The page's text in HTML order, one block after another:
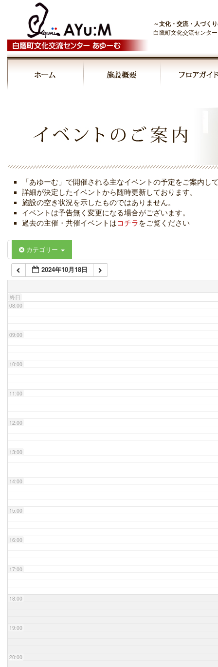
～文化・交流・人づく
白鷹町文化交流センタ
「あゆーむ」で開催される主なイベントの予定をご案内し
詳細が決定したイベントから随時更新しております。
施設の空き状況を示したものではありません。
イベントは予告無く変更になる場合がございます。
過去の主催・共催イベントはコチラ をご覧ください
カテゴリー
2024年10月18日
終日
04:00
06:00
07:00
08:00
09:00
10:00
11:00
12:00
13:00
14:00
15:00
16:00
17:00
18:00
19:00
20:00